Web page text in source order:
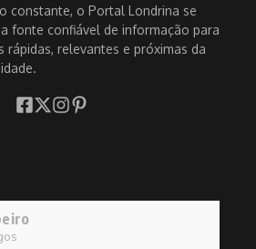
constante, o Portal Londrina se
fonte confiável de informação para
rápidas, relevantes e próximas da